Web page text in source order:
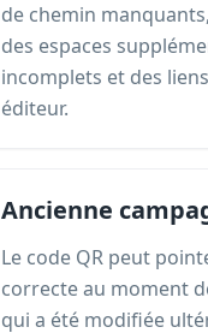
de chemin
des espaces
incomplets et des
éditeur.
Ancienne
Le code QR peut
correcte au moment
qui a été modifiée